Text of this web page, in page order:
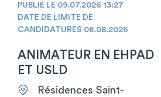
PUBLIÉ LE 09.07.2026 13:27
DATE DE LIMITE DE
CANDIDATURES 08.08.2026
ANIMATEUR EN EHPAD
ET USLD
Résidences Saint-